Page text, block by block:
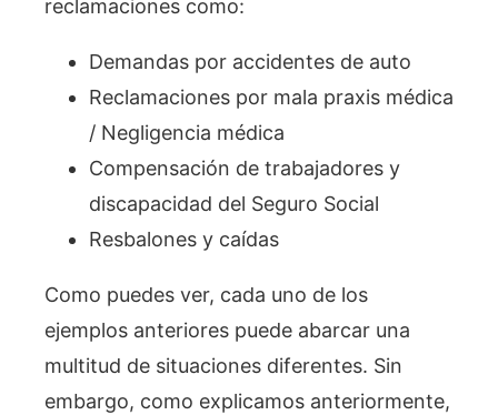
reclamaciones como:
Demandas por accidentes de auto
Reclamaciones por mala praxis médica
/ Negligencia médica
Compensación de trabajadores y
discapacidad del Seguro Social
Resbalones y caídas
Como puedes ver, cada uno de los
ejemplos anteriores puede abarcar una
multitud de situaciones diferentes. Sin
embargo, como explicamos anteriormente,